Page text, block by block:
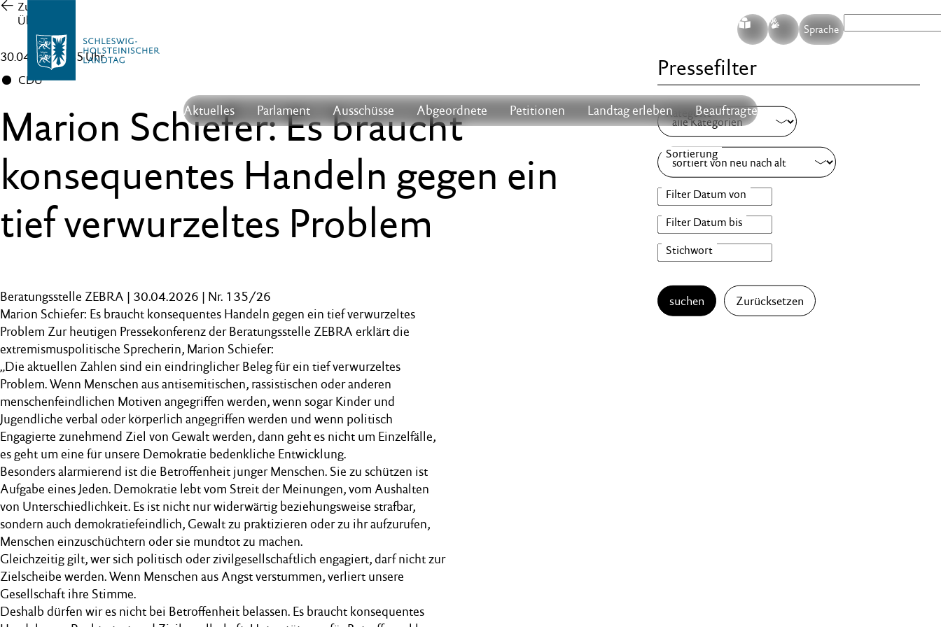
S G Sprache
Aktuelles Parlament Ausschüsse Abgeordnete Petitionen Landtag erleben Beauftragte
Zur
Übersicht
30.04.26 , 10:35 Uhr
CDU
Marion Schiefer: Es braucht
konsequentes Handeln gegen ein
tief verwurzeltes Problem
Beratungsstelle ZEBRA | 30.04.2026 | Nr. 135/26
Marion Schiefer: Es braucht konsequentes Handeln gegen ein tief verwurzeltes
Problem Zur heutigen Pressekonferenz der Beratungsstelle ZEBRA erklärt die
extremismuspolitische Sprecherin, Marion Schiefer:
„Die aktuellen Zahlen sind ein eindringlicher Beleg für ein tief verwurzeltes
Problem. Wenn Menschen aus antisemitischen, rassistischen oder anderen
menschenfeindlichen Motiven angegriffen werden, wenn sogar Kinder und
Jugendliche verbal oder körperlich angegriffen werden und wenn politisch
Engagierte zunehmend Ziel von Gewalt werden, dann geht es nicht um Einzelfälle,
es geht um eine für unsere Demokratie bedenkliche Entwicklung.
Besonders alarmierend ist die Betroffenheit junger Menschen. Sie zu schützen ist
Aufgabe eines Jeden. Demokratie lebt vom Streit der Meinungen, vom Aushalten
von Unterschiedlichkeit. Es ist nicht nur widerwärtig beziehungsweise strafbar,
sondern auch demokratiefeindlich, Gewalt zu praktizieren oder zu ihr aufzurufen,
Menschen einzuschüchtern oder sie mundtot zu machen.
Gleichzeitig gilt, wer sich politisch oder zivilgesellschaftlich engagiert, darf nicht zur
Zielscheibe werden. Wenn Menschen aus Angst verstummen, verliert unsere
Gesellschaft ihre Stimme.
Deshalb dürfen wir es nicht bei Betroffenheit belassen. Es braucht konsequentes
Pressefilter
suchen Zurücksetzen